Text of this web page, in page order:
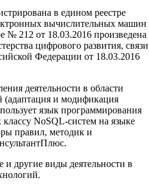
в едином реестре
вычислительных машин
№ 212 от 18.03.2016 произведена
цифрового развития, связи
Федерации от 18.03.2016
деятельности в области
и модификация
язык программирования
NoSQL-систем на языке
правил, методик и
и другие виды деятельности в